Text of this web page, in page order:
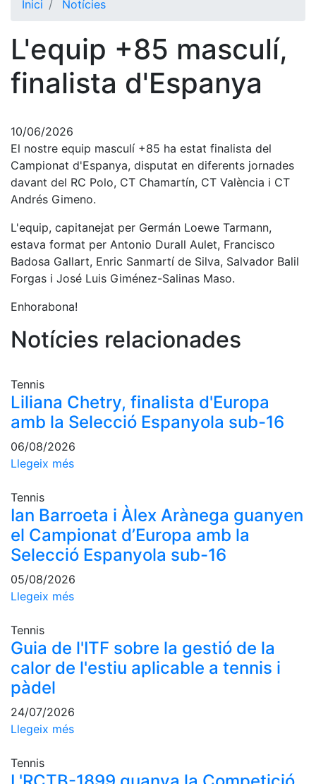
Història
La nostra
història
Presidents
Organització
Junta
directiva
i comités
Estructura
executiva
Instal·lacions
Freqüents
(FAQs)
Treballa amb
nosaltres
Àrea esportiva
Escola de
tennis
Next Gen
Palmarès
equips
Jugadors
professionals
Competicions
Campionat
Tennis
Quadre
Inici Notícies
L'equip +85 masculí,
finalista d'Espanya
10/06/2026
El nostre equip masculí +85 ha estat finalista del
Campionat d'Espanya, disputat en diferents jornades
davant del RC Polo, CT Chamartín, CT València i CT
Andrés Gimeno.
L'equip, capitanejat per Germán Loewe Tarmann,
estava format per Antonio Durall Aulet, Francisco
Badosa Gallart, Enric Sanmartí de Silva, Salvador Balil
Forgas i José Luis Giménez-Salinas Maso.
Enhorabona!
Notícies relacionades
Tennis
Liliana Chetry, finalista d'Europa
amb la Selecció Espanyola sub-16
06/08/2026
Llegeix més
Tennis
Ian Barroeta i Àlex Arànega guanyen
el Campionat d’Europa amb la
Selecció Espanyola sub-16
05/08/2026
Llegeix més
Tennis
Guia de l'ITF sobre la gestió de la
calor de l'estiu aplicable a tennis i
pàdel
24/07/2026
Llegeix més
Tennis